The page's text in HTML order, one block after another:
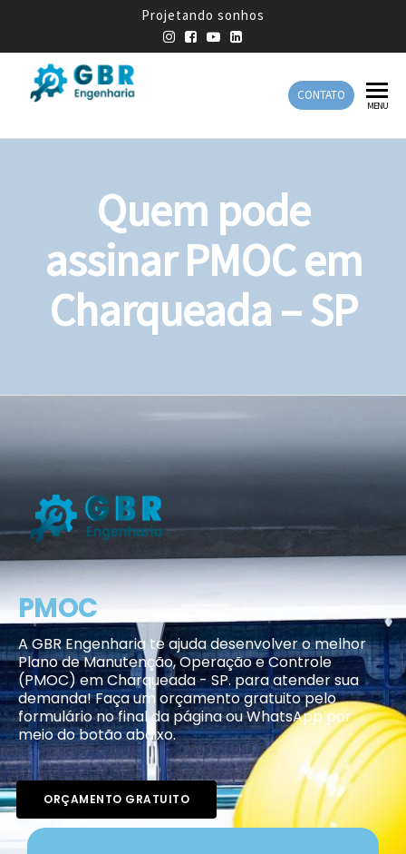
Projetando sonhos
Engenharia
Engenharia
CONTATO
MENU
Quem pode
assinar PMOC em
Charqueada – SP
PMOC
A GBR Engenharia te ajuda desenvolver o melhor
Plano de Manutenção, Operação e Controle
(PMOC) em Charqueada - SP. para atender sua
demanda! Faça um orçamento gratuito pelo
formulário no final da página ou WhatsApp por
meio do botão abaixo.
ORÇAMENTO GRATUITO